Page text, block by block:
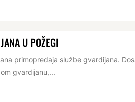
U POŽEGI
primopredaja službe gvardijana.
gvardijanu,...